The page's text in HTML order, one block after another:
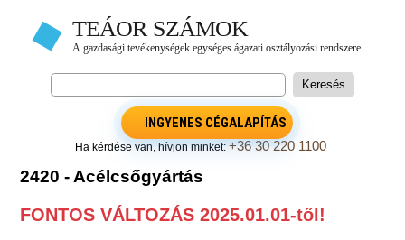
INGYENES CÉGALAPÍTÁS
Ha kérdése van, hívjon minket:+36 30 220 1100
2420 - Acélcsőgyártás
FONTOS VÁLTOZÁS 2025.01.01-től!